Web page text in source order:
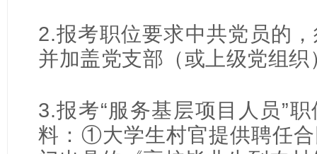
2.报考职位要求中共党员的
并加盖党支部（或上级党组织
3.报考“服务基层项目人员”
料：①大学生村官提供聘任